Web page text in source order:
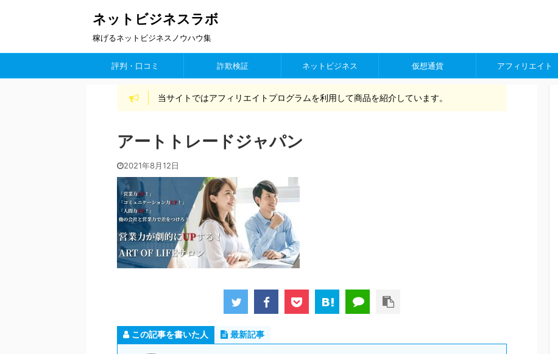
ネットビジネスラボ
稼げるネットビジネスノウハウ集
評判・口コミ 詐欺検証 ネットビジネス 仮想通貨 アフィリエイト
当サイトではアフィリエイトプログラムを利用して商品を紹介しています。
アートトレードジャパン
2021年8月12日
この記事を書いた人 最新記事